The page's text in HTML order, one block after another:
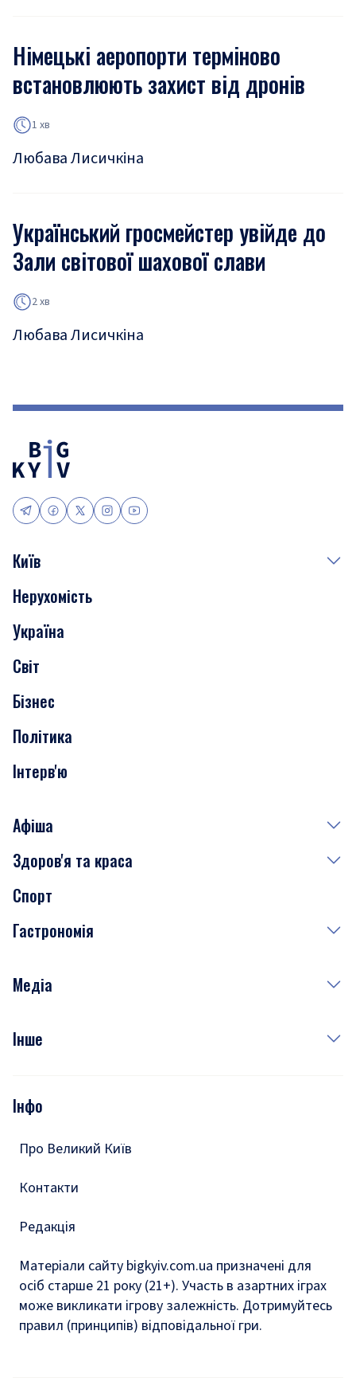
Німецькі аеропорти терміново
встановлюють захист від дронів
1 хв
Любава Лисичкіна
Український гросмейстер увійде до
Зали світової шахової слави
2 хв
Любава Лисичкіна
Київ
Події
Скандали
Нерухомість
Транспорт
Нерухомість
Україна
Світ
Бізнес
Політика
Інтерв'ю
Афіша
Сьогодні
Завтра
Субота
Здоров'я та краса
Медицина
Краса
Спорт
Гастрономія
Рецепти
Медіа
Фото
Подкасти
Інше
Тести
Інфо
Про Великий Київ
Контакти
Редакція
Матеріали сайту bigkyiv.com.ua призначені для
осіб старше 21 року (21+). Участь в азартних іграх
може викликати ігрову залежність. Дотримуйтесь
правил (принципів) відповідальної гри.